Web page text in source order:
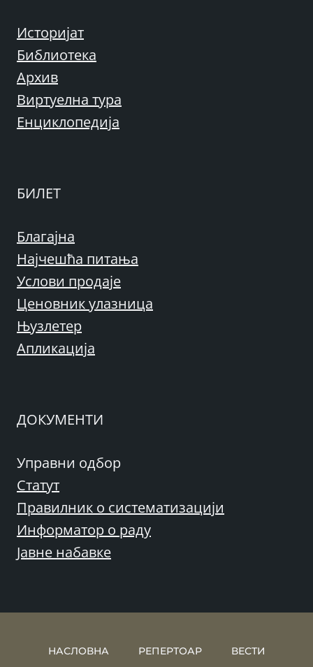
Историјат
Библиотека
Архив
Виртуелна тура
Енциклопедија
БИЛЕТ
Благајна
Најчешћа питања
Услови продаје
Ценовник улазница
Њузлетер
Апликација
ДОКУМЕНТИ
Управни одбор
Статут
Правилник о систематизацији
Информатор о раду
Јавне набавке
НАСЛОВНА РЕПЕРТОАР ВЕСТИ